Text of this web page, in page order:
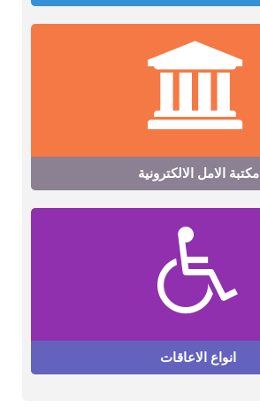
مكتبة الامل الالكترونية
انواع الاعاقات